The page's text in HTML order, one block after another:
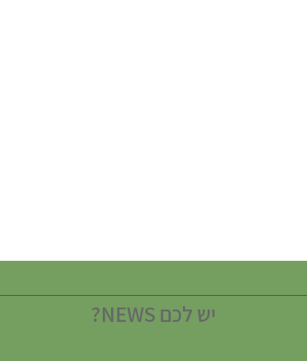
יש לכם NEWS?